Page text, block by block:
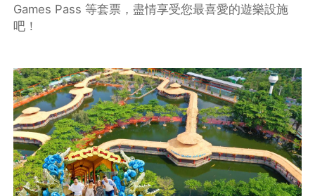
Games Pass 等套票，盡情享受您最喜愛的遊樂設施
吧！